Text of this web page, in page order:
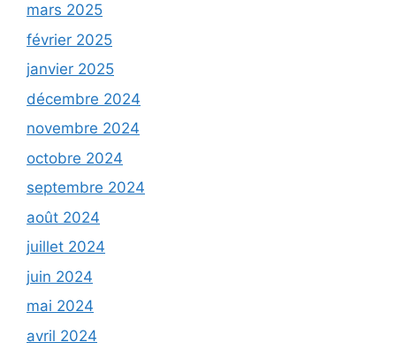
mars 2025
février 2025
janvier 2025
décembre 2024
novembre 2024
octobre 2024
septembre 2024
août 2024
juillet 2024
juin 2024
mai 2024
avril 2024